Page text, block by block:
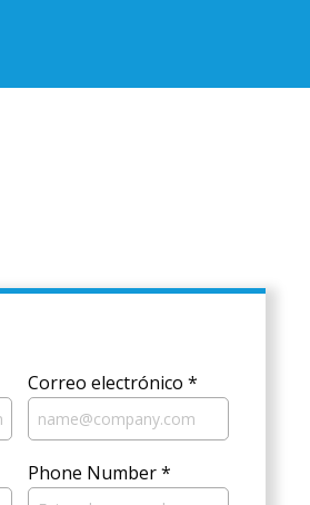
Correo electrónico *
Phone Number*